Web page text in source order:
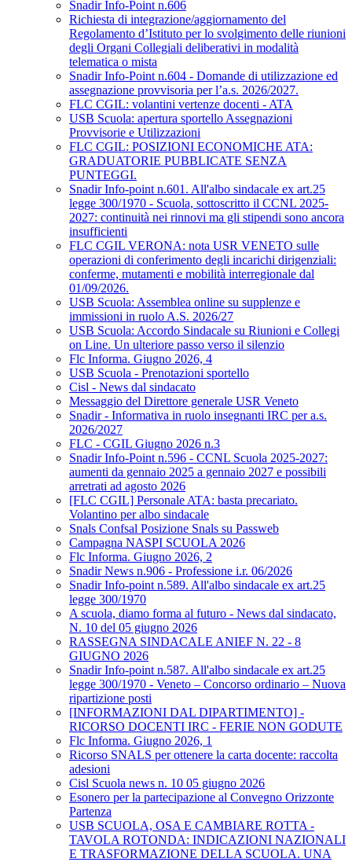
Snadir Info-Point n.606
Richiesta di integrazione/aggiornamento del
Regolamento d’Istituto per lo svolgimento delle riunioni
degli Organi Collegiali deliberativi in modalità
telematica o mista
Snadir Info-Point n.604 - Domande di utilizzazione ed
assegnazione provvisoria per l’a.s. 2026/2027.
FLC CGIL: volantini vertenze docenti - ATA
USB Scuola: apertura sportello Assegnazioni
Provvisorie e Utilizzazioni
FLC CGIL: POSIZIONI ECONOMICHE ATA:
GRADUATORIE PUBBLICATE SENZA
PUNTEGGI.
Snadir Info-point n.601. All'albo sindacale ex art.25
legge 300/1970 - Scuola, sottoscritto il CCNL 2025-
2027: continuità nei rinnovi ma gli stipendi sono ancora
insufficienti
FLC CGIL VERONA: nota USR VENETO sulle
operazioni di conferimento degli incarichi dirigenziali:
conferme, mutamenti e mobilità interregionale dal
01/09/2026.
USB Scuola: Assemblea online su supplenze e
immissioni in ruolo A.S. 2026/27
USB Scuola: Accordo Sindacale su Riunioni e Collegi
on Line. Un ulteriore passo verso il silenzio
Flc Informa. Giugno 2026, 4
USB Scuola - Prenotazioni sportello
Cisl - News dal sindacato
Messaggio del Direttore generale USR Veneto
Snadir - Informativa in ruolo insegnanti IRC per a.s.
2026/2027
FLC - CGIL Giugno 2026 n.3
Snadir Info-Point n.596 - CCNL Scuola 2025-2027:
aumenti da gennaio 2025 a gennaio 2027 e possibili
arretrati ad agosto 2026
[FLC CGIL] Personale ATA: basta precariato.
Volantino per albo sindacale
Snals Confsal Posizione Snals su Passweb
Campagna NASPI SCUOLA 2026
Flc Informa. Giugno 2026, 2
Snadir News n.906 - Professione i.r. 06/2026
Snadir Info-point n.589. All'albo sindacale ex art.25
legge 300/1970
A scuola, diamo forma al futuro - News dal sindacato,
N. 10 del 05 giugno 2026
RASSEGNA SINDACALE ANIEF N. 22 - 8
GIUGNO 2026
Snadir Info-point n.587. All'albo sindacale ex art.25
legge 300/1970 - Veneto – Concorso ordinario – Nuova
ripartizione posti
[INFORMAZIONI DAL DIPARTIMENTO] -
RICORSO DOCENTI IRC - FERIE NON GODUTE
Flc Informa. Giugno 2026, 1
Ricorso SNALS per ottenere la carta docente: raccolta
adesioni
Cisl Scuola news n. 10 05 giugno 2026
Esonero per la partecipazione al Convegno Orizzonte
Partenza
USB SCUOLA, OSA E CAMBIARE ROTTA -
TAVOLA ROTONDA: INDICAZIONI NAZIONALI
E TRASFORMAZIONE DELLA SCUOLA. UNA